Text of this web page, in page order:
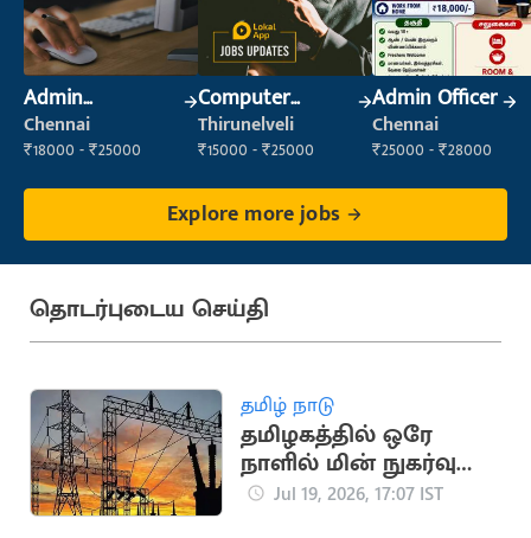
Admin
Supervisor
Chennai
₹18000 - ₹25000
Computer
Operator
Thirunelveli
₹15000 - ₹25000
Admin Officer
Chennai
₹25000 - ₹28000
Explore more jobs
தொடர்புடைய செய்தி
தமிழ் நாடு
தமிழகத்தில் ஒரே
நாளில் மின் நுகர்வு
475.45 மில்லியன்
Jul 19, 2026, 17:07 IST